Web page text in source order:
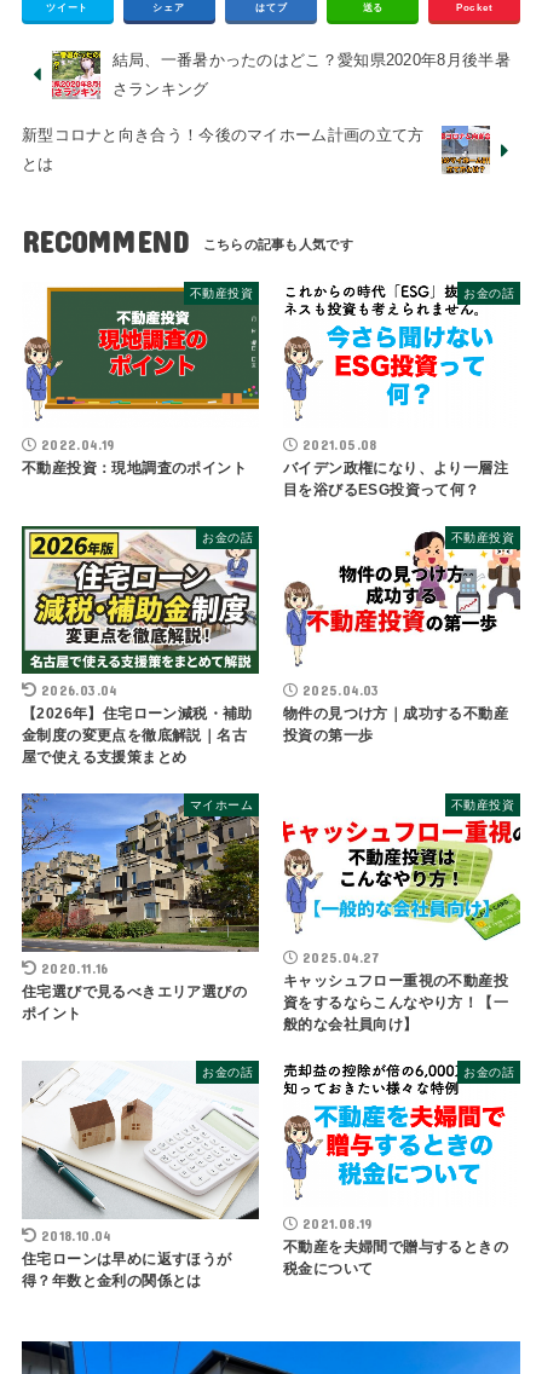
ツイート シェア はてブ 送る Pocket
結局、一番暑かったのはどこ？愛知県2020年8月後半暑
さランキング
新型コロナと向き合う！今後のマイホーム計画の立て方
とは
RECOMMEND
不動産投資
2022.04.19
不動産投資：現地調査のポイント
お金の話
2021.05.08
バイデン政権になり、より一層注
目を浴びるESG投資って何？
お金の話
2026.03.04
【2026年】住宅ローン減税・補助
金制度の変更点を徹底解説｜名古
屋で使える支援策まとめ
不動産投資
2025.04.03
物件の見つけ方｜成功する不動産
投資の第一歩
マイホーム
2020.11.16
住宅選びで見るべきエリア選びの
ポイント
不動産投資
2025.04.27
キャッシュフロー重視の不動産投
資をするならこんなやり方！【一
般的な会社員向け】
お金の話
2018.10.04
住宅ローンは早めに返すほうが
得？年数と金利の関係とは
お金の話
2021.08.19
不動産を夫婦間で贈与するときの
税金について